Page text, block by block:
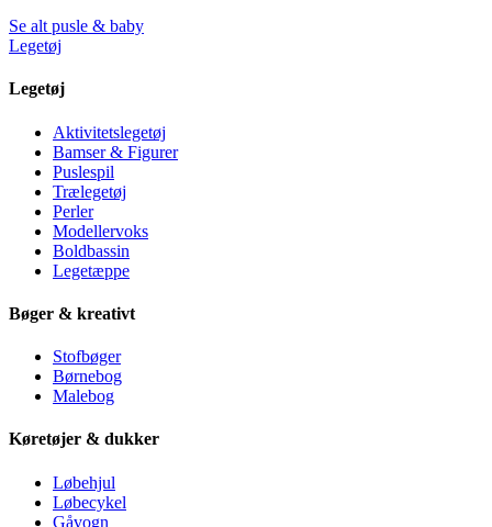
Se alt pusle & baby
Legetøj
Legetøj
Aktivitetslegetøj
Bamser & Figurer
Puslespil
Trælegetøj
Perler
Modellervoks
Boldbassin
Legetæppe
Bøger & kreativt
Stofbøger
Børnebog
Malebog
Køretøjer & dukker
Løbehjul
Løbecykel
Gåvogn